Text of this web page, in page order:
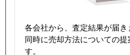
各会社から、査定結果が届き
同時に売却方法についての提
す。